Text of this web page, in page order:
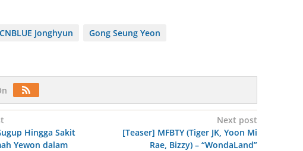
CNBLUE Jonghyun Gong Seung Yeon
Hingga Sakit
Yewon dalam
Next post
[Teaser] MFBTY (Tiger JK, Yoon Mi
Rae, Bizzy) – “WondaLand”